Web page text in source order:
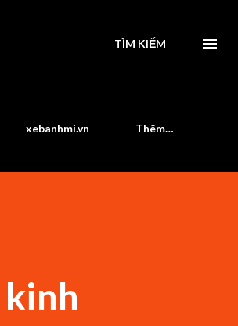
TÌM KIẾM
xebanhmi.vn Thêm…